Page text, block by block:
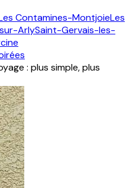
Contamines-MontjoieLes
ArlySaint-Gervais-les-
: plus simple, plus